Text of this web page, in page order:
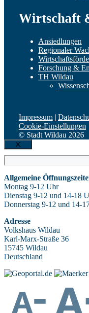
Wirtschaft
Ansiedlungen
Regionaler
Forschung &
TH Wildau
Impressum
Cookie-Einstellungen
© Stadt Wildau 2026
Schließen
Allgemeine
Montag 9-12 Uhr
Dienstag 9-12 und 14-18
Donnerstag 9-12 und 14-
Adresse
Volkshaus Wildau
Karl-Marx-Straße 36
15745 Wildau
Deutschland